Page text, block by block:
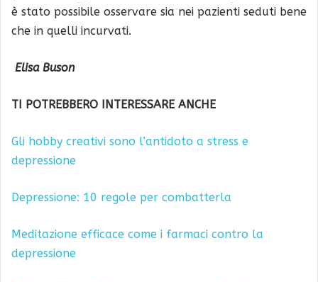
è stato possibile osservare sia nei pazienti seduti bene
che in quelli incurvati.
Elisa Buson
TI POTREBBERO INTERESSARE ANCHE
Gli hobby creativi sono l’antidoto a stress e
depressione
Depressione: 10 regole per combatterla
Meditazione efficace come i farmaci contro la
depressione